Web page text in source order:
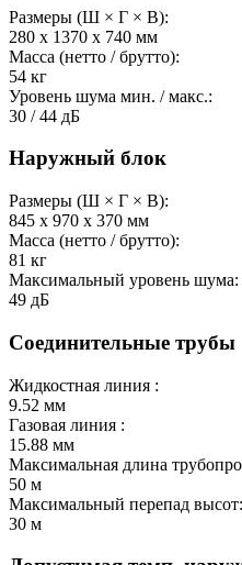
Размеры (Ш × Г × В):
280 х 1370 х 740 мм
Масса (нетто / брутто):
54 кг
Уровень шума мин. / макс.:
30 / 44 дБ
Наружный блок
Размеры (Ш × Г × В):
845 х 970 х 370 мм
Масса (нетто / брутто):
81 кг
Максимальный уровень шума:
49 дБ
Соединительные трубы
Жидкостная линия :
9.52 мм
Газовая линия :
15.88 мм
Максимальная длина
50 м
Максимальный перепад высот:
30 м